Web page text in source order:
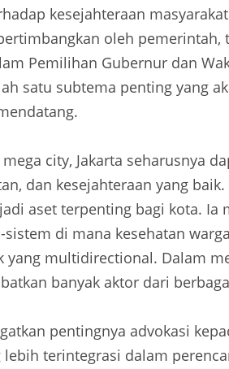
kesejahteraan
oleh pemerintah,
Pemilihan Gubernur dan
satu subtema penting yang
city, Jakarta seharusnya
dan kesejahteraan yang
aset terpenting bagi kota. Ia
di mana kesehatan
multidirectional. Dalam
banyak aktor dari
pentingnya advokasi
terintegrasi dalam